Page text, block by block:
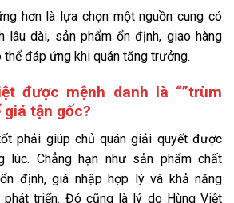
hơn là lựa chọn một nguồn cung có
lâu dài, sản phẩm ổn định, giao hàng
thể đáp ứng khi quán tăng trưởng.
được mệnh danh là “”trùm
giá tận gốc?
phải giúp chủ quán giải quyết được
lúc. Chẳng hạn như sản phẩm chất
định, giá nhập hợp lý và khả năng
phát triển. Đó cũng là lý do Hùng Việt